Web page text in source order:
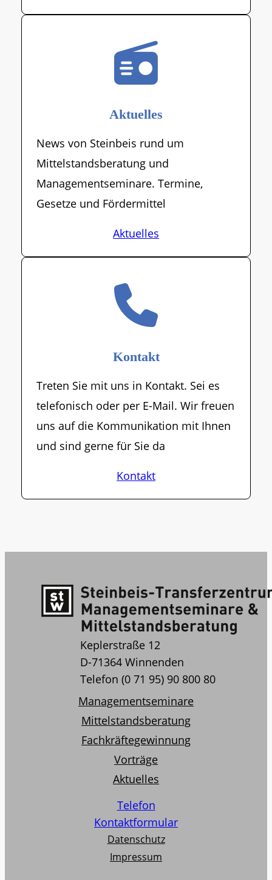
Aktuelles
News von Steinbeis rund um
Mittelstandsberatung und
Managementseminare. Termine,
Gesetze und Fördermittel
Aktuelles
Kontakt
Treten Sie mit uns in Kontakt. Sei es
telefonisch oder per E-Mail. Wir freuen
uns auf die Kommunikation mit Ihnen
und sind gerne für Sie da
Kontakt
Keplerstraße 12
D-71364 Winnenden
Telefon (0 71 95) 90 800 80
Managementseminare
Mittelstandsberatung
Fachkräftegewinnung
Vorträge
Aktuelles
Telefon
Kontaktformular
Datenschutz
Impressum